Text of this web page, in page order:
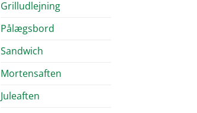
Grilludlejning
Pålægsbord
Sandwich
Mortensaften
Juleaften